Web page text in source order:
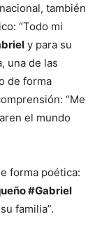
también
“Todo mi
y para su
una de las
de forma
“Me
el mundo
forma poética:
#Gabriel
familia”.